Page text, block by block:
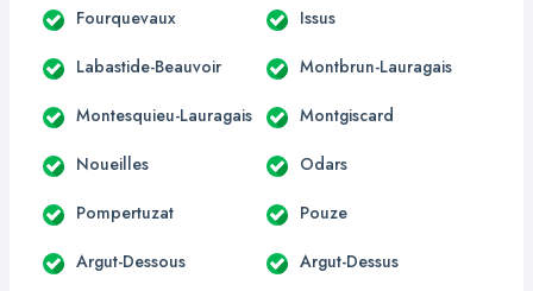
Fourquevaux Issus
Labastide-Beauvoir Montbrun-Lauragais
Montesquieu-Lauragais Montgiscard
Noueilles Odars
Pompertuzat Pouze
Argut-Dessous Argut-Dessus